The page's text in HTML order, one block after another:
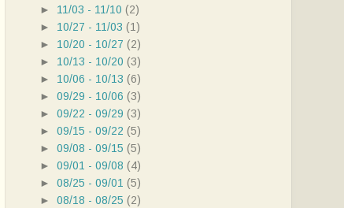
► 11/03 - 11/10 (2)
► 10/27 - 11/03 (1)
► 10/20 - 10/27 (2)
► 10/13 - 10/20 (3)
► 10/06 - 10/13 (6)
► 09/29 - 10/06 (3)
► 09/22 - 09/29 (3)
► 09/15 - 09/22 (5)
► 09/08 - 09/15 (5)
► 09/01 - 09/08 (4)
► 08/25 - 09/01 (5)
► 08/18 - 08/25 (2)